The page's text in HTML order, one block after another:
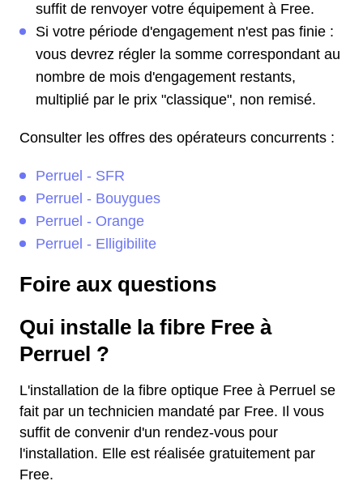
suffit de renvoyer votre équipement à Free.
Si votre période d'engagement n'est pas finie :
vous devrez régler la somme correspondant au
nombre de mois d'engagement restants,
multiplié par le prix "classique", non remisé.
Consulter les offres des opérateurs concurrents :
Perruel - SFR
Perruel - Bouygues
Perruel - Orange
Perruel - Elligibilite
Foire aux questions
Qui installe la fibre Free à
Perruel ?
L'installation de la fibre optique Free à Perruel se
fait par un technicien mandaté par Free. Il vous
suffit de convenir d'un rendez-vous pour
l'installation. Elle est réalisée gratuitement par
Free.